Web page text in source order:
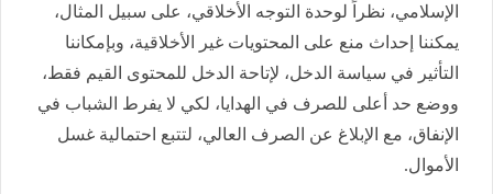
الإسلامي، نظراً لوحدة التوجه الأخلاقي، على سبيل المثال،
يمكننا إحداث منع على المحتويات غير الأخلاقية، وبإمكاننا
التأثير في سياسة الدخل، لإتاحة الدخل للمحتوى القيم فقط،
ووضع حد أعلى للصرف في الهدايا، لكي لا يفرط الشباب في
الإنفاق، مع الإبلاغ عن الصرف العالي، لتتبع احتمالية غسل
الأموال.